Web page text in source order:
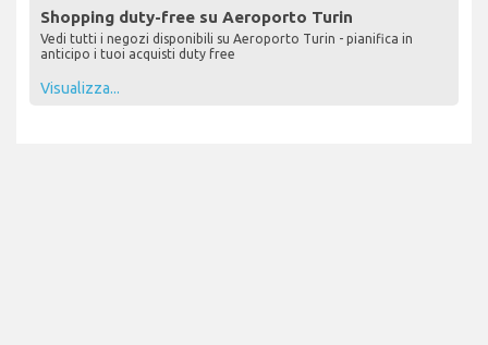
Shopping duty-free su Aeroporto Turin
Vedi tutti i negozi disponibili su Aeroporto Turin - pianifica in
anticipo i tuoi acquisti duty free
Visualizza...